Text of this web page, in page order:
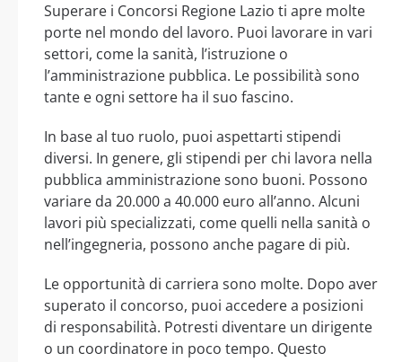
Superare i Concorsi Regione Lazio ti apre molte
porte nel mondo del lavoro. Puoi lavorare in vari
settori, come la sanità, l’istruzione o
l’amministrazione pubblica. Le possibilità sono
tante e ogni settore ha il suo fascino.
In base al tuo ruolo, puoi aspettarti stipendi
diversi. In genere, gli stipendi per chi lavora nella
pubblica amministrazione sono buoni. Possono
variare da 20.000 a 40.000 euro all’anno. Alcuni
lavori più specializzati, come quelli nella sanità o
nell’ingegneria, possono anche pagare di più.
Le opportunità di carriera sono molte. Dopo aver
superato il concorso, puoi accedere a posizioni
di responsabilità. Potresti diventare un dirigente
o un coordinatore in poco tempo. Questo